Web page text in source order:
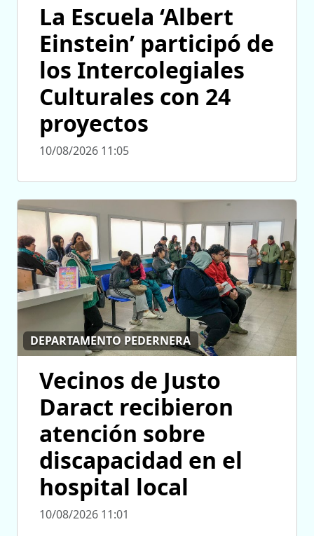
La Escuela ‘Albert
Einstein’ participó de
los Intercolegiales
Culturales con 24
proyectos
10/08/2026 11:05
DEPARTAMENTO PEDERNERA
Vecinos de Justo
Daract recibieron
atención sobre
discapacidad en el
hospital local
10/08/2026 11:01